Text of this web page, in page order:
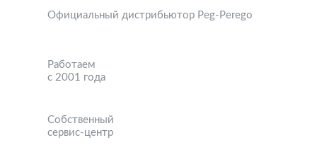
Официальный дистрибьютор Peg-Perego
Работаем
с 2001 года
Собственный
сервис-центр